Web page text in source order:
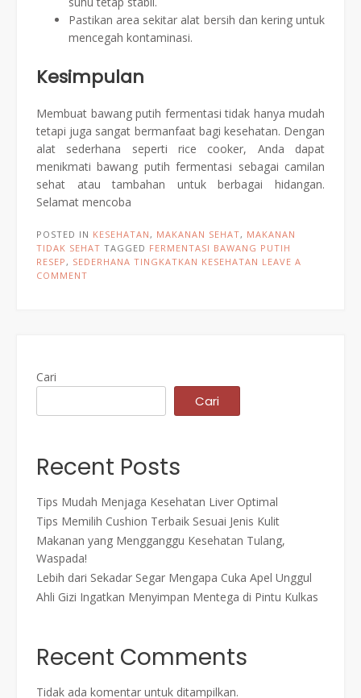
Pastikan area sekitar alat bersih dan kering untuk
mencegah kontaminasi.
Kesimpulan
Membuat bawang putih fermentasi tidak hanya mudah
tetapi juga sangat bermanfaat bagi kesehatan. Dengan
alat sederhana seperti rice cooker, Anda dapat
menikmati bawang putih fermentasi sebagai camilan
sehat atau tambahan untuk berbagai hidangan.
Selamat mencoba
POSTED IN KESEHATAN, MAKANAN SEHAT, MAKANAN
TIDAK SEHAT TAGGED FERMENTASI BAWANG PUTIH
RESEP, SEDERHANA TINGKATKAN KESEHATAN LEAVE A
COMMENT
Cari
Cari
Recent Posts
Tips Mudah Menjaga Kesehatan Liver Optimal
Tips Memilih Cushion Terbaik Sesuai Jenis Kulit
Makanan yang Mengganggu Kesehatan Tulang,
Waspada!
Lebih dari Sekadar Segar Mengapa Cuka Apel Unggul
Ahli Gizi Ingatkan Menyimpan Mentega di Pintu Kulkas
Recent Comments
Tidak ada komentar untuk ditampilkan.